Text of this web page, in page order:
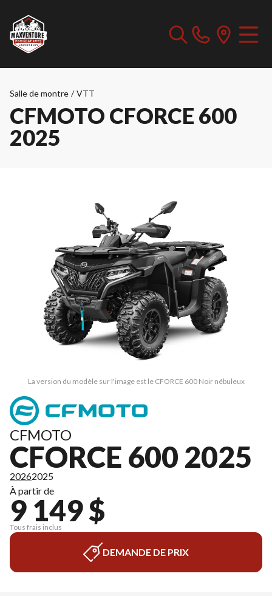
Salle de montre / VTT
CFMOTO CFORCE 600
2025
La version du modèle sur l'image est le CFORCE 600 Noir nébuleux
CFMOTO
CFORCE 600 2025
20262025
À partir de
9 149 $
Tous frais inclus
DEMANDE DE PRIX